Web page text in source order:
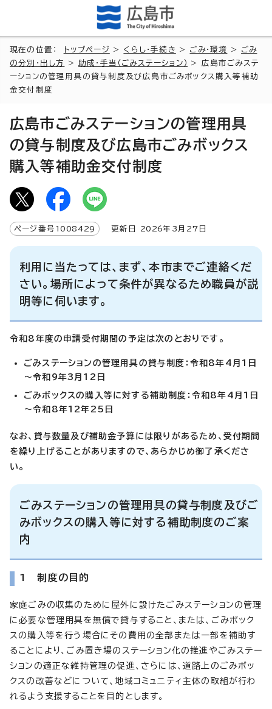
現在の位置： トップページ > くらし・手続き > ごみ・環境 > ごみ
の分別・出し方
> 助成・手当（ごみステーション）
> 広島市ごみステ
ーションの管理用具の貸与制度及び広島市ごみボックス購入等補助
金交付制度
広島市ごみステーションの管理用具
の貸与制度及び広島市ごみボックス
購入等補助金交付制度
ページ番号 1008429 更新日 2026年3月 27 日
利用に当たっては、まず、本市までご連絡くだ
さい。場所によって条件が異なるため職員が説
明等に伺います。
令和8年度の申請受付期間の予定は次のとおりです。
ごみステーションの管理用具の貸与制度：令和8年4月1日
～令和9年3月12日
ごみボックスの購入等に対する補助制度：令和8年4月1日
～令和8年12年25日
なお、貸与数量及び補助金予算には限りがあるため、受付期間
を繰り上げることがありますので、あらかじめ御了承くださ
い。
ごみステーションの管理用具の貸与制度及びご
みボックスの購入等に対する補助制度のご案
内
1 制度の目的
家庭ごみの収集のために屋外に設けたごみステーションの管理
に必要な管理用具を無償で貸与すること、または、ごみボック
スの購入等を行う場合にその費用の全部または一部を補助す
ることにより、ごみ置き場のステーション化の推進やごみステー
ションの適正な維持管理の促進、さらには、道路上のごみボッ
クスの改善などについて、地域コミュニティ主体の取組が行わ
れるよう支援することを目的とします。